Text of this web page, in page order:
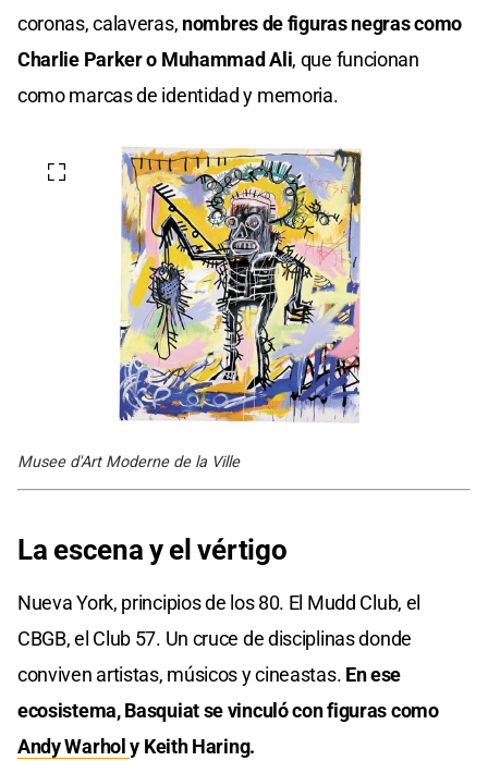
coronas, calaveras, nombres de figuras negras como
Charlie Parker o Muhammad Ali, que funcionan
como marcas de identidad y memoria.
Musee d'Art Moderne de la Ville
La escena y el vértigo
Nueva York, principios de los 80. El Mudd Club, el
CBGB, el Club 57. Un cruce de disciplinas donde
conviven artistas, músicos y cineastas. En ese
ecosistema, Basquiat se vinculó con figuras como
Andy Warholy Keith Haring.